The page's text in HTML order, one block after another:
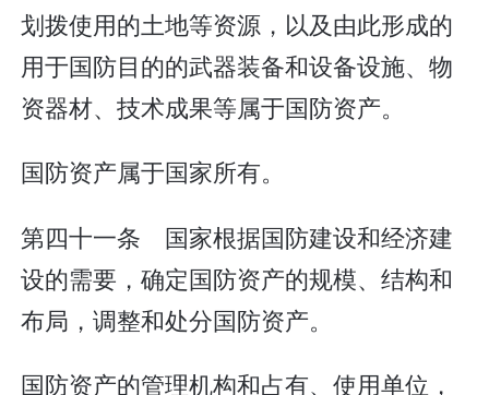
划拨使用的土地等资源，以及由此形成的
用于国防目的的武器装备和设备设施、物
资器材、技术成果等属于国防资产。
国防资产属于国家所有。
第四十一条 国家根据国防建设和经济建
设的需要，确定国防资产的规模、结构和
布局，调整和处分国防资产。
国防资产的管理机构和占有、使用单位，